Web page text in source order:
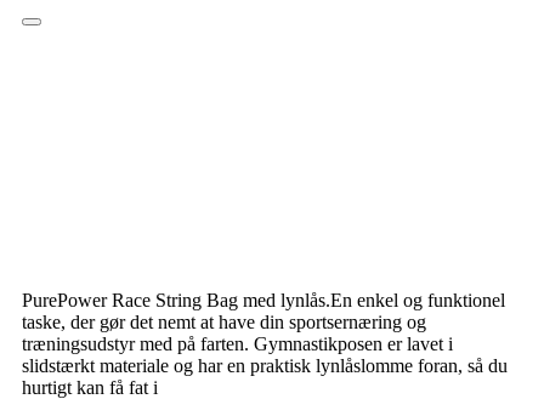
Hamburger Toggle Menu
PurePower Race String Bag med lynlås.En enkel og funktionel
taske, der gør det nemt at have din sportsernæring og
træningsudstyr med på farten. Gymnastikposen er lavet i
slidstærkt materiale og har en praktisk lynlåslomme foran, så du
hurtigt kan få fat i